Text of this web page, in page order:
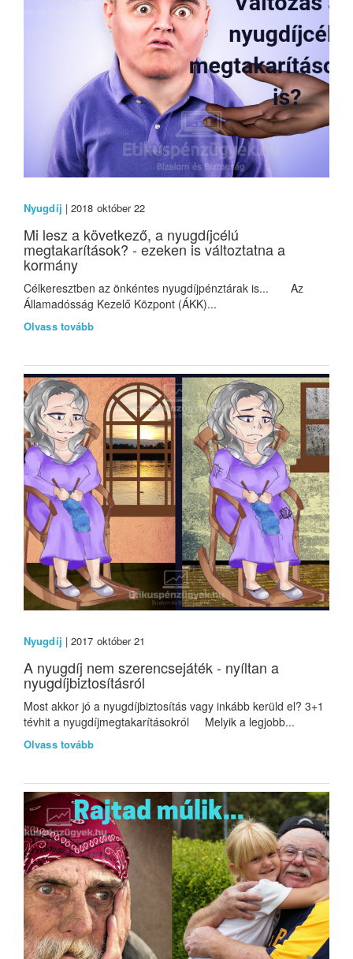
Nyugdíj | 2018 október 22
Mi lesz a következő, a nyugdíjcélú
megtakarítások? - ezeken is változtatna a
kormány
Célkeresztben az önkéntes nyugdíjpénztárak is... Az
Államadósság Kezelő Központ (ÁKK)...
Olvass tovább
Nyugdíj | 2017 október 21
A nyugdíj nem szerencsejáték - nyíltan a
nyugdíjbiztosításról
Most akkor jó a nyugdíjbiztosítás vagy inkább kerüld el? 3+1
tévhit a nyugdíjmegtakarításokról Melyik a legjobb...
Olvass tovább